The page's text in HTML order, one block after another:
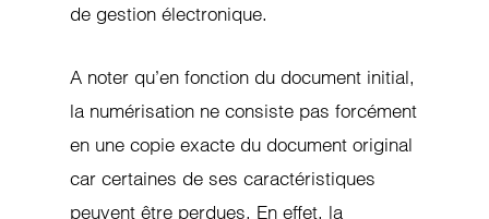
de gestion électronique.
A noter qu’en fonction du document initial,
la numérisation ne consiste pas forcément
en une copie exacte du document original
car certaines de ses caractéristiques
peuvent être perdues. En effet, la